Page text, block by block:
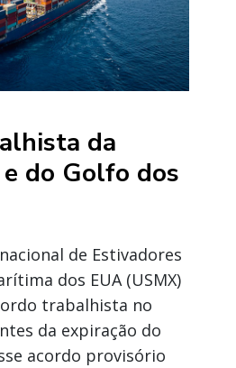
da
do Golfo dos
de Estivadores
dos EUA (USMX)
trabalhista no
da expiração do
acordo provisório